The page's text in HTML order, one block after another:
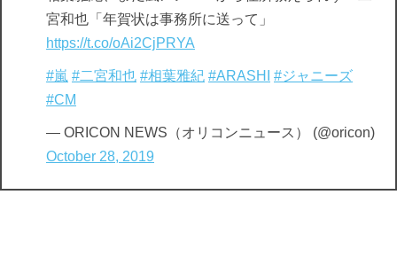
宮和也「年賀状は事務所に送って」
https://t.co/oAi2CjPRYA
#嵐 #二宮和也 #相葉雅紀 #ARASHI
#ジャニーズ
#CM
— ORICON NEWS（オリコンニュース） (@oricon)
October 28, 2019